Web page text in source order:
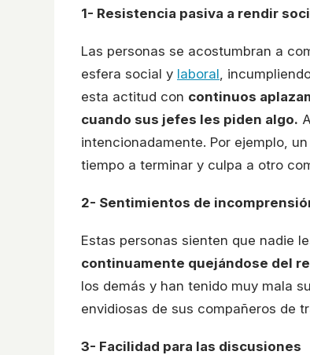
1- Resistencia pasiva a rendir
Las personas se acostumbran a
esfera social y laboral ,
esta actitud con continuos
cuando sus jefes les piden algo.
intencionadamente. Por ejemplo,
tiempo a terminar y culpa a otro
2- Sentimientos de
Estas personas sienten que nadie
continuamente quejándose del
los demás y han tenido muy mala
envidiosas de sus compañeros de
3- Facilidad para las discusiones